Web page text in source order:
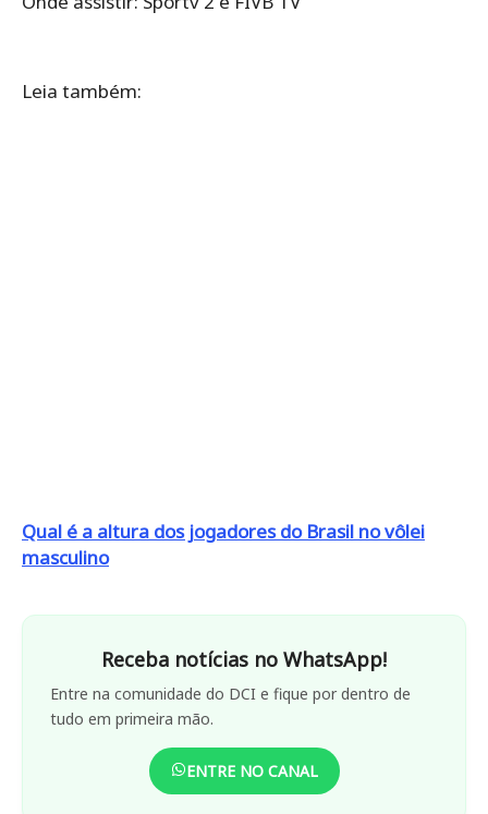
Leia também:
Qual é a altura dos jogadores do Brasil no vôlei
masculino
Receba notícias no WhatsApp!
Entre na comunidade do DCI e fique por dentro de
tudo em primeira mão.
ENTRE NO CANAL